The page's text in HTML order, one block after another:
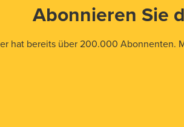
Abonnieren Sie
hat bereits über 200.000 Abonnenten.